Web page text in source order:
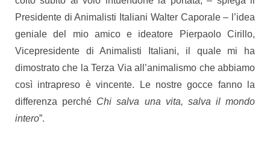
Presidente di Animalisti Italiani Walter Caporale – l’idea
geniale del mio amico e ideatore Pierpaolo Cirillo,
Vicepresidente di Animalisti Italiani, il quale mi ha
dimostrato che la Terza Via all’animalismo che abbiamo
così intrapreso è vincente. Le nostre gocce fanno la
differenza perché Chi salva una vita, salva il mondo
intero”.